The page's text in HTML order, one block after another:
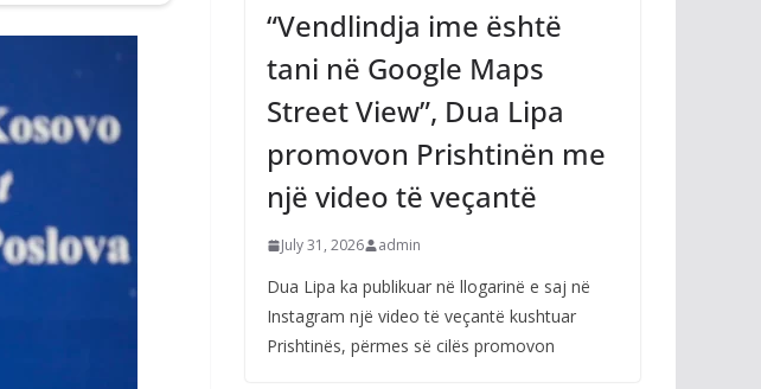
“Vendlindja ime është
tani në Google Maps
Street View”, Dua Lipa
promovon Prishtinën me
një video të veçantë
July 31, 2026 admin
Dua Lipa ka publikuar në llogarinë e saj në
Instagram një video të veçantë kushtuar
Prishtinës, përmes së cilës promovon